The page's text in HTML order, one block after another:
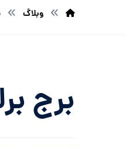
وبلاگ
برج